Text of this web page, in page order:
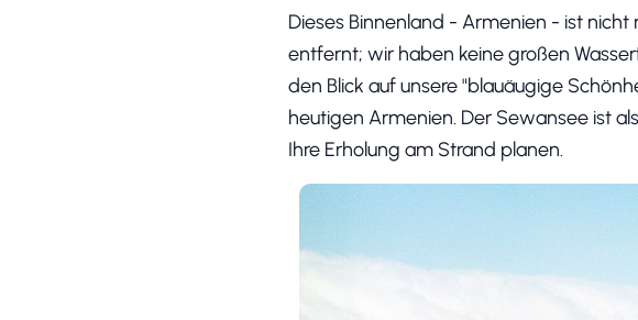
Dieses Binnenland - Armenien - ist
entfernt; wir haben keine großen
den Blick auf unsere "blauäugige
heutigen Armenien. Der Sewansee ist
Ihre Erholung am Strand planen.